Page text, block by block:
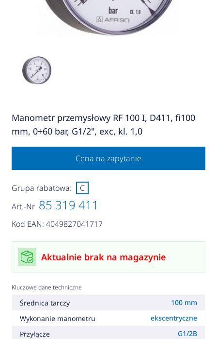
Manometr przemysłowy RF 100 I, D411, fi100
mm, 0÷60 bar, G1/2", exc, kl. 1,0
Cena na zapytanie
Art.-Nr 85 319 411
Kod EAN: 4049827041717
Grupa rabatowa: C
Aktualnie brak na magazynie
Kluczowe dane techniczne
Średnica tarczy
100 mm
Wykonanie manometru
ekscentryczne
Przyłącze
G1/2B